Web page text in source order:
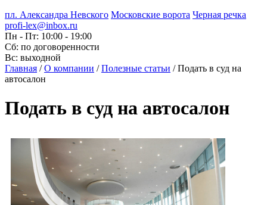
пл. Александра Невского Московские ворота Черная речка
profi-lex@inbox.ru
Пн - Пт: 10:00 - 19:00
Сб: по договоренности
Вс: выходной
Главная / О компании / Полезные статьи /Подать в суд на
автосалон
Подать в суд на автосалон